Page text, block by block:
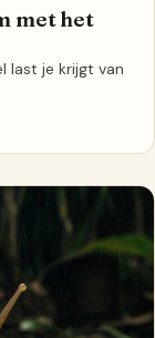
met het
last je krijgt van